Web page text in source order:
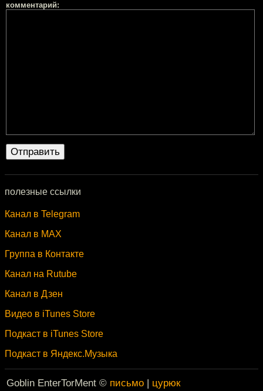
комментарий:
полезные ссылки
Канал в Telegram
Канал в MAX
Группа в Контакте
Канал на Rutube
Канал в Дзен
Видео в iTunes Store
Подкаст в iTunes Store
Подкаст в Яндекс.Музыка
Goblin EnterTorMent © письмо | цурюк